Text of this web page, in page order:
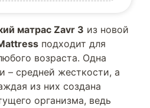
матрас Zavr 3 из новой
подходит для
возраста. Одна
– средней жесткости, а
из них создана
организма, ведь